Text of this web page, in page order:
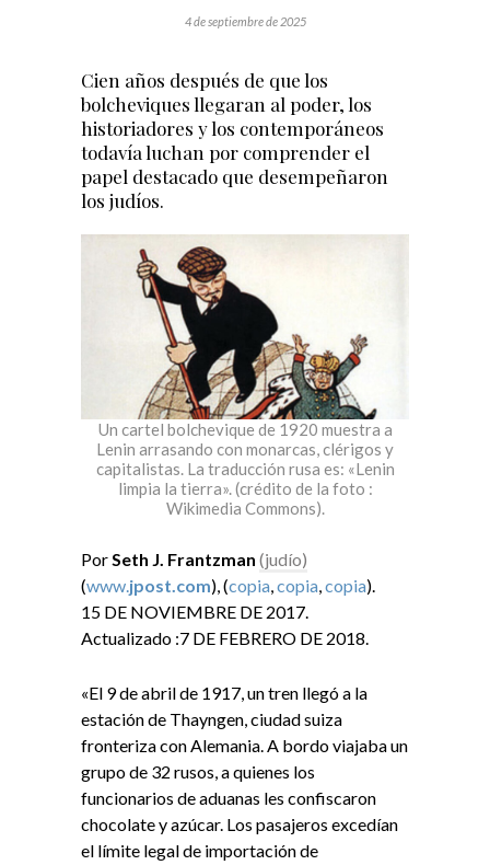
4 de septiembre de 2025
Cien años después de que los
bolcheviques llegaran al poder, los
historiadores y los contemporáneos
todavía luchan por comprender el
papel destacado que desempeñaron
los judíos.
Un cartel bolchevique de 1920 muestra a
Lenin arrasando con monarcas, clérigos y
capitalistas. La traducción rusa es: «Lenin
limpia la tierra». (crédito de la foto :
Wikimedia Commons).
PorSeth J. Frantzman (judío)
(www.jpost.com), (copia,copia,copia).
15 DE NOVIEMBRE DE 2017.
Actualizado :7 DE FEBRERO DE 2018.
«El 9 de abril de 1917, un tren llegó a la
estación de Thayngen, ciudad suiza
fronteriza con Alemania. A bordo viajaba un
grupo de 32 rusos, a quienes los
funcionarios de aduanas les confiscaron
chocolate y azúcar. Los pasajeros excedían
el límite legal de importación de